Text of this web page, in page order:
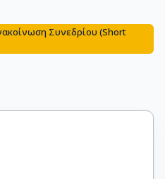
Συνεδρίου (Short